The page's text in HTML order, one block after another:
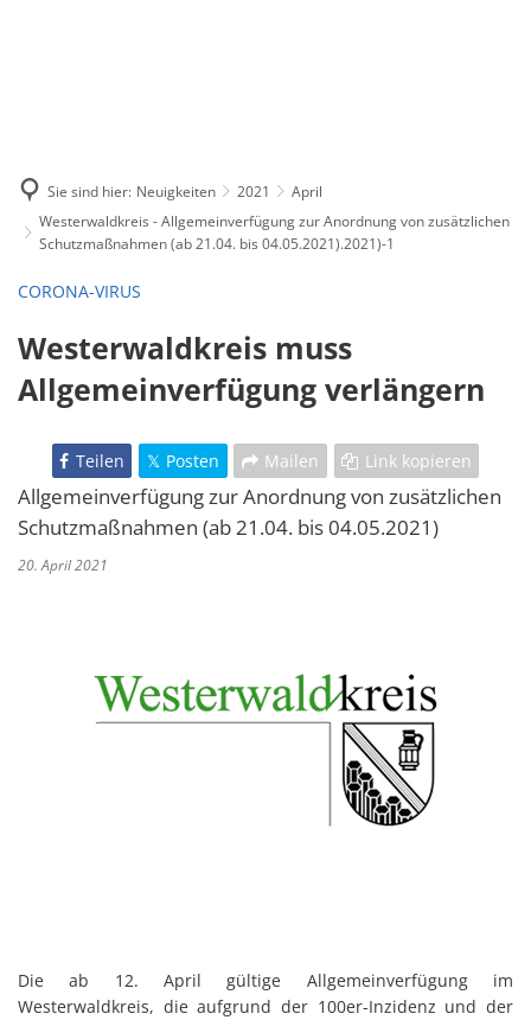
Sie sind hier: Neuigkeiten 2021
April
Westerwaldkreis - Allgemeinverfügung zur Anordnung von zusätzlichen
Schutzmaßnahmen (ab 21.04. bis 04.05.2021).2021)-1
CORONA-VIRUS
Westerwaldkreis muss
Allgemeinverfügung verlängern
Teilen Posten Mailen Link kopieren
Allgemeinverfügung zur Anordnung von zusätzlichen
Schutzmaßnahmen (ab 21.04. bis 04.05.2021)
20. April 2021
Die ab 12. April gültige Allgemeinverfügung im
Westerwaldkreis, die aufgrund der 100er-Inzidenz und der